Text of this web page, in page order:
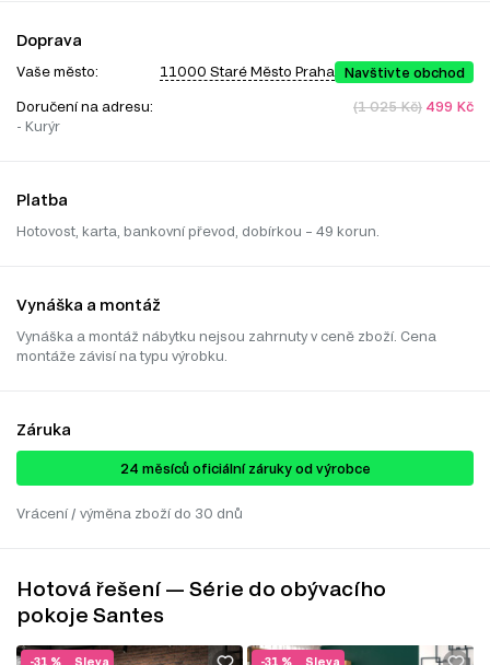
Doprava
Vaše město: 11000 Staré Město Praha Navštivte obchod
Doručení na adresu:
- Kurýr
(1 025 Kč) 499 Kč
Platba
Hotovost, karta, bankovní převod, dobírkou – 49 korun.
Vynáška a montáž
Vynáška a montáž nábytku nejsou zahrnuty v ceně zboží. Cena
montáže závisí na typu výrobku.
Záruka
24 ​​​​měsíců oficiální záruky od výrobce
Vrácení / výměna zboží do 30 dnů
Hotová řešení — Série do obývacího
pokoje Santes
Sleva
-31 % Sleva
-31 %